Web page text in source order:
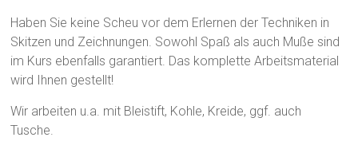
Haben Sie keine Scheu vor dem Erlernen der Techniken in
Skitzen und Zeichnungen. Sowohl Spaß als auch Muße sind
im Kurs ebenfalls garantiert. Das komplette Arbeitsmaterial
wird Ihnen gestellt!
Wir arbeiten u.a. mit Bleistift, Kohle, Kreide, ggf. auch
Tusche.